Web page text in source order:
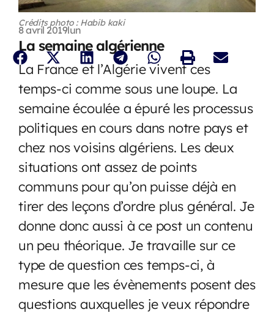
Crédits photo : Habib kaki
8 avril 2019lun
La semaine algérienne
La France et l’Algérie vivent ces
temps-ci comme sous une loupe. La
semaine écoulée a épuré les processus
politiques en cours dans notre pays et
chez nos voisins algériens. Les deux
situations ont assez de points
communs pour qu’on puisse déjà en
tirer des leçons d’ordre plus général. Je
donne donc aussi à ce post un contenu
un peu théorique. Je travaille sur ce
type de question ces temps-ci, à
mesure que les évènements posent des
questions auxquelles je veux répondre